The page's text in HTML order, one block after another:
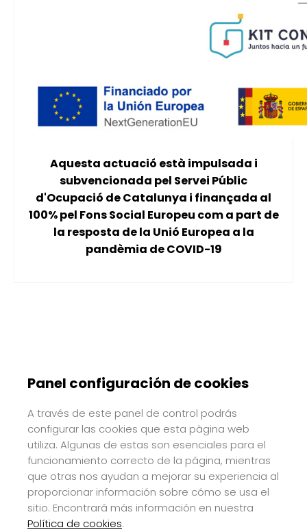
Aquesta actuació està impulsada i
subvencionada pel Servei Públic
d'Ocupació de Catalunya i finançada al
100% pel Fons Social Europeu com a part de
la resposta de la Unió Europea a la
pandèmia de COVID-19
Panel configuración de cookies
A través de este panel de control podrás
configurar las cookies que esta pàgina web
utiliza. Algunas de estas son esenciales para el
funcionamiento correcto de la página, mientras
que otras nos ayudan a mejorar su experiencia al
proporcionar información sobre cómo se usa el
sitio. Encontrará más información en nuestra
Política de cookies.